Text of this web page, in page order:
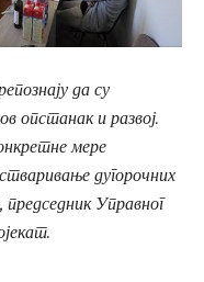
да су
опстанак и развој.
мере
дугорочних
Управног